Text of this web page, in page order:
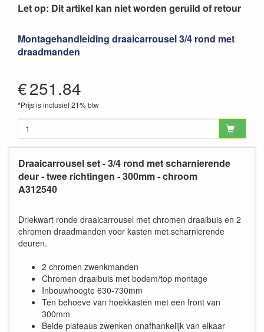
Let op: Dit artikel kan niet worden geruild of retour
Montagehandleiding draaicarrousel 3/4 rond met
draadmanden
€251.84
*Prijs is inclusief 21% btw
Draaicarrousel set - 3/4 rond met scharnierende
deur - twee richtingen - 300mm - chroom
A312540
Driekwart ronde draaicarrousel met chromen draaibuis en 2
chromen draadmanden voor kasten met scharnierende
deuren.
2 chromen zwenkmanden
Chromen draaibuis met bodem/top montage
Inbouwhoogte 630-730mm
Ten behoeve van hoekkasten met een front van
300mm
Beide plateaus zwenken onafhankelijk van elkaar